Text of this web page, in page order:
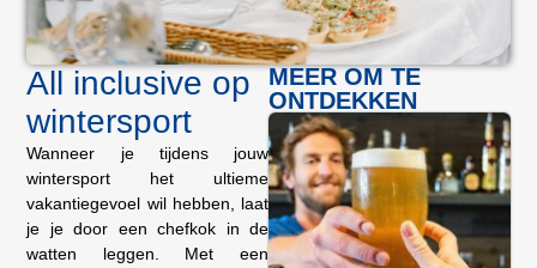
All inclusive op
wintersport
Wanneer je tijdens jouw
wintersport het ultieme
vakantiegevoel wil hebben, laat
je je door een chefkok in de
watten leggen. Met een
MEER OM TE
ONTDEKKEN